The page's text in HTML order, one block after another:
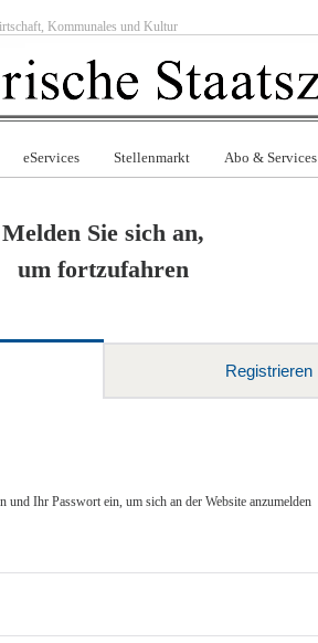
Kommunales und Kultur
eServices Stellenmarkt Abo & Services
Melden Sie sich an,
um fortzufahren
Registrieren
und Ihr Passwort ein, um sich an der Website anzumelden